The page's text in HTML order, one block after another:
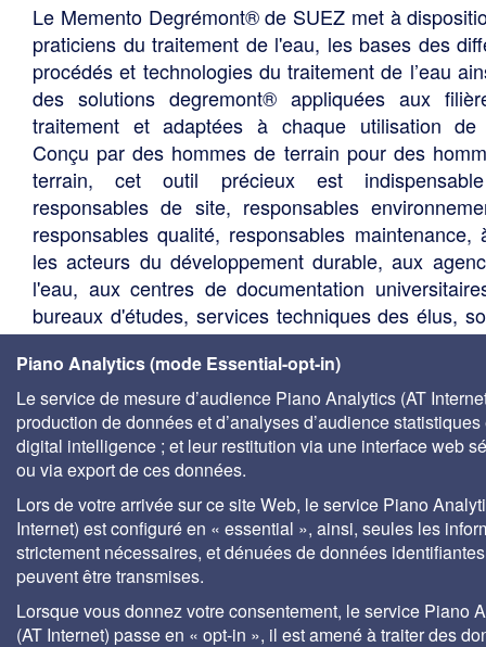
Le Memento Degrémont® de SUEZ met à
praticiens du traitement de l'eau, les bases des
procédés et technologies du traitement de l’eau
des solutions degremont® appliquées aux
traitement et adaptées à chaque utilisation de
Conçu par des hommes de terrain pour des
terrain, cet outil précieux est
responsables de site, responsables
responsables qualité, responsables maintenance,
les acteurs du développement durable, aux
l'eau, aux centres de documentation
bureaux d'études, services techniques des élus,
de gestion des eaux, etc.
Piano Analytics (mode Essential-opt-in)
Le service de mesure d’audience Piano Analytics (AT
production de données et d’analyses d’audience statistiques
digital intelligence ; et leur restitution via une interface web
ou via export de ces données.
Lors de votre arrivée sur ce site Web, le service Piano
Internet) est configuré en « essential », ainsi, seules les
strictement nécessaires, et dénuées de données
peuvent être transmises.
Lorsque vous donnez votre consentement, le service Piano
(AT Internet) passe en « opt-in », il est amené à traiter des